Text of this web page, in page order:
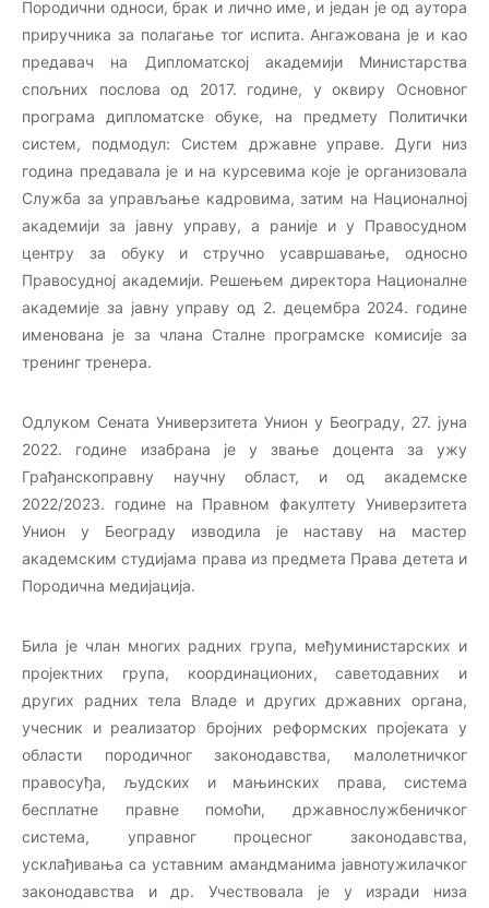
Породични односи, брак и лично име, и један је од аутора
приручника за полагање тог испита. Ангажована је и као
предавач на Дипломатској академији Министарства
спољних послова од 2017. године, у оквиру Основног
програма дипломатске обуке, на предмету Политички
систем, подмодул: Систем државне управе. Дуги низ
година предавала је и на курсевима које је организовала
Служба за управљање кадровима, затим на Националној
академији за јавну управу, а раније и у Правосудном
центру за обуку и стручно усавршавање, односно
Правосудној академији. Решењем директора Националне
академије за јавну управу од 2. децембра 2024. године
именована је за члана Сталне програмске комисије за
тренинг тренера.
Одлуком Сената Универзитета Унион у Београду, 27. јуна
2022. године изабрана је у звање доцента за ужу
Грађанскоправну научну област, и од академске
2022/2023. године на Правном факултету Универзитета
Унион у Београду изводила је наставу на мастер
академским студијама права из предмета Права детета и
Породична медијација.
Била је члан многих радних група, међуминистарских и
пројектних група, координационих, саветодавних и
других радних тела Владе и других државних органа,
учесник и реализатор бројних реформских пројеката у
области породичног законодавства, малолетничког
правосуђа, људских и мањинских права, система
бесплатне правне помоћи, државнослужбеничког
система, управног процесног законодавства,
усклађивања са уставним амандманима јавнотужилачког
законодавства и др. Учествовала је у изради низа